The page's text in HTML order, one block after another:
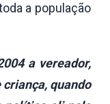
a população
a vereador,
quando